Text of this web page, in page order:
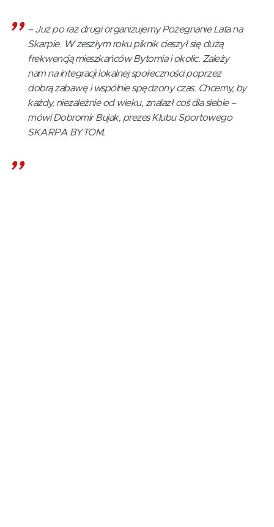
– Już po raz drugi organizujemy Pożegnanie Lata na
Skarpie. W zeszłym roku piknik cieszył się dużą
frekwencją mieszkańców Bytomia i okolic. Zależy
nam na integracji lokalnej społeczności poprzez
dobrą zabawę i wspólnie spędzony czas. Chcemy, by
każdy, niezależnie od wieku, znalazł coś dla siebie –
mówi Dobromir Bujak, prezes Klubu Sportowego
SKARPA BYTOM.